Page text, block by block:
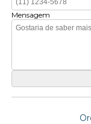
Mensagem